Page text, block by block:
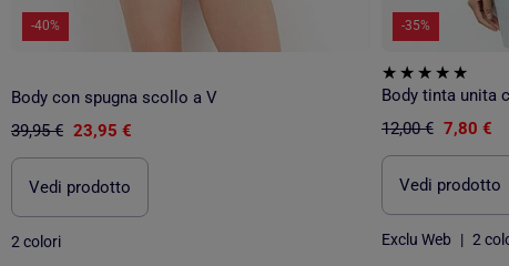
-40%
Body con spugna scollo a V
39,95 € 23,95 €
Vedi prodotto
2 colori
-35%
12,00 € 7,80 €
Vedi prodotto
Exclu Web | 2